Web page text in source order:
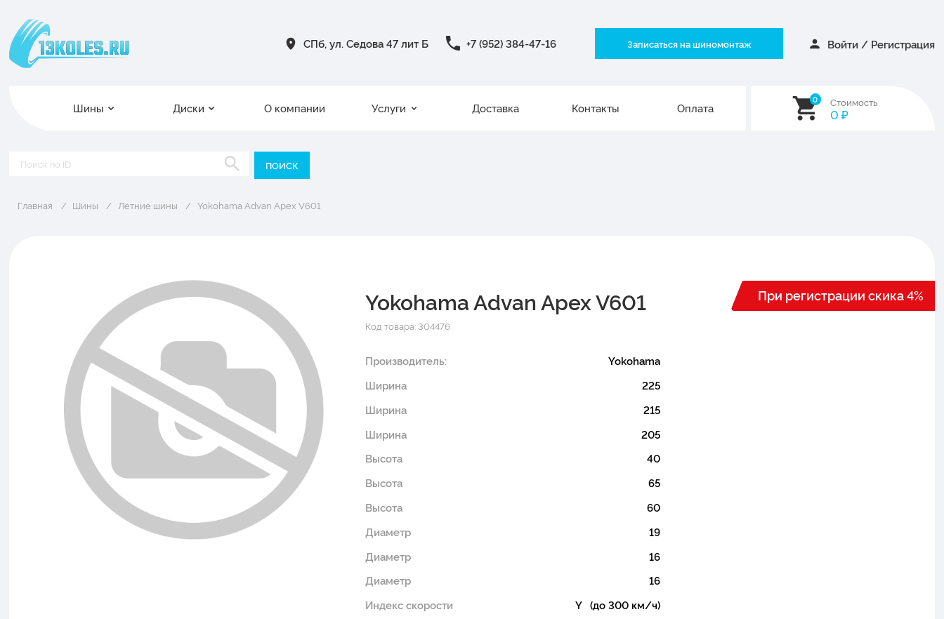
СПб, ул. Седова 47 лит Б +7 (952) 384-47-16 Записаться на шиномонтаж Войти / Регистрация
Шины Диски О компании Услуги Доставка Контакты Оплата
0 Стоимость
0 ₽
Главная Шины Летние шины Yokohama Advan Apex V601
Yokohama Advan Apex V601
Код товара: 304476
Производитель:
Yokohama
Ширина
225
Ширина
215
Ширина
205
Высота
40
Высота
65
Высота
60
Диаметр
19
Диаметр
16
Диаметр
16
Индекс скорости
Y (до 300 км/ч)
При регистрации скика 4%